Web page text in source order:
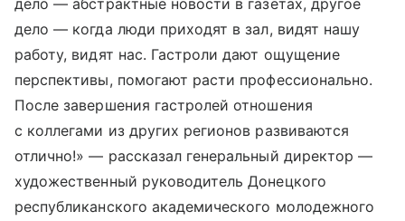
дело — когда люди приходят в зал, видят нашу
работу, видят нас. Гастроли дают ощущение
перспективы, помогают расти профессионально.
После завершения гастролей отношения
с коллегами из других регионов развиваются
отлично!» — рассказал генеральный директор —
художественный руководитель Донецкого
республиканского академического молодежного